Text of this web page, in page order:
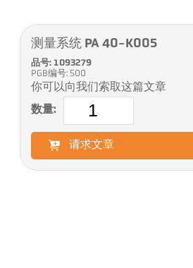
测量系统 PA 40-K005
品号: 1093279
PGB编号: 500
你可以向我们索取这篇文章
数量:
请求文章